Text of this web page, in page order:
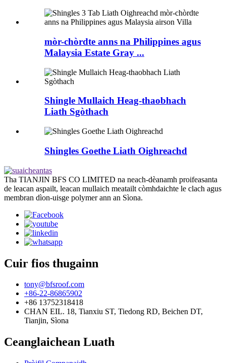
mòr-chòrdte anns na Philippines agus
Malaysia Estate Gray ...
Shingle Mullaich Heag-thaobhach
Liath Sgòthach
Shingles Goethe Liath Oighreachd
Tha TIANJIN BFS CO LIMITED na neach-dèanamh proifeasanta
de leacan aspailt, leacan mullaich meatailt còmhdaichte le clach agus
membran dìon-uisge polymer ann an Sìona.
Cuir fios thugainn
tony@bfsroof.com
+86-22-86865902
+86 13752318418
CHAN EIL. 18, Tianxiu ST, Tiedong RD, Beichen DT,
Tianjin, Sìona
Ceanglaichean Luath